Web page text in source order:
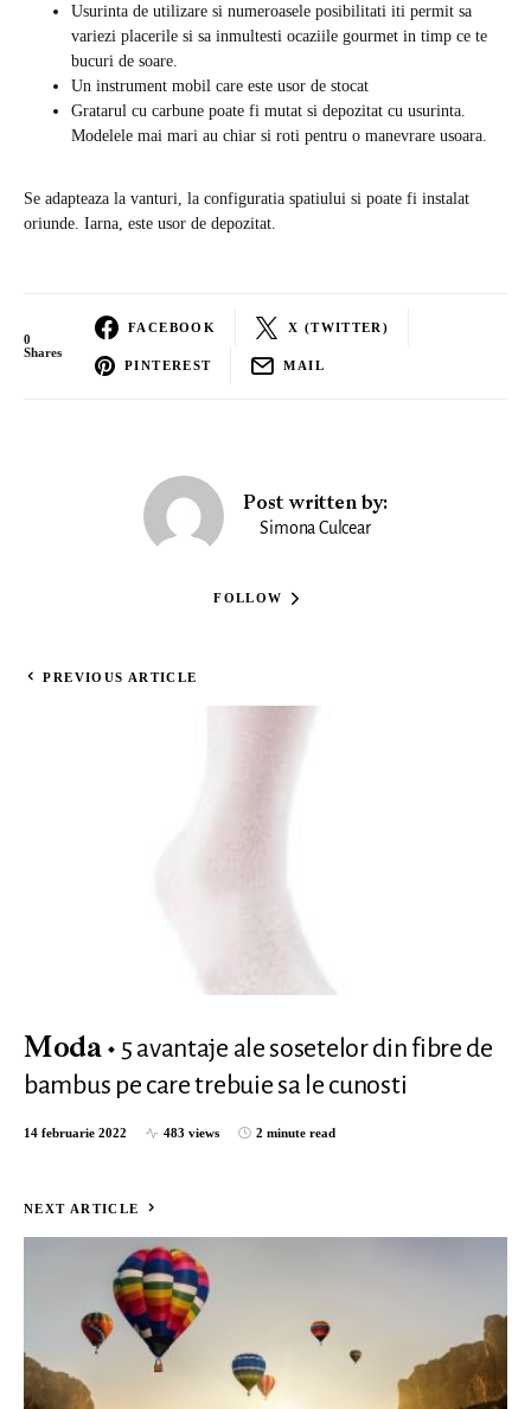
Usurinta de utilizare si numeroasele posibilitati iti permit sa
variezi placerile si sa inmultesti ocaziile gourmet in timp ce te
bucuri de soare.
Un instrument mobil care este usor de stocat
Gratarul cu carbune poate fi mutat si depozitat cu usurinta.
Modelele mai mari au chiar si roti pentru o manevrare usoara.
Se adapteaza la vanturi, la configuratia spatiului si poate fi instalat
oriunde. Iarna, este usor de depozitat.
0
Shares
FACEBOOK X (TWITTER)
PINTEREST MAIL
Post written by:
Simona Culcear
FOLLOW
PREVIOUS ARTICLE
Moda
5 avantaje ale sosetelor din fibre de
bambus pe care trebuie sa le cunosti
14 februarie 2022 483 views 2 minute read
NEXT ARTICLE